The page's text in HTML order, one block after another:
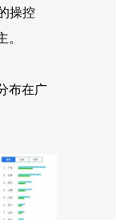
操控
。
布在广